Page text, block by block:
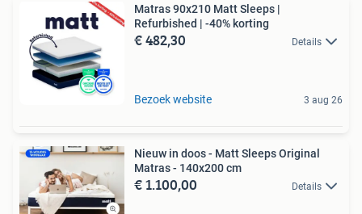
Matras 90x210 Matt Sleeps |
Refurbished | -40% korting
€ 482,30 Details
Bezoek website 3 aug 26
Nieuw in doos - Matt Sleeps Original
Matras - 140x200 cm
€ 1.100,00 Details